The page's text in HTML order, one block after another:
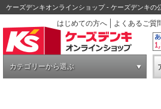
ケーズデンキオンラインショップ - ケーズデンキの
はじめての方へ
よくあるご質
カテゴリーから選ぶ